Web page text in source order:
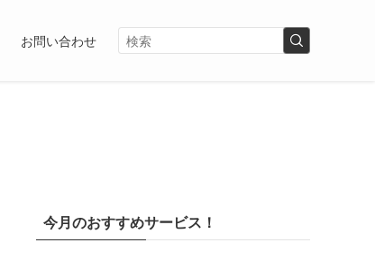
お問い合わせ
今月のおすすめサービス！